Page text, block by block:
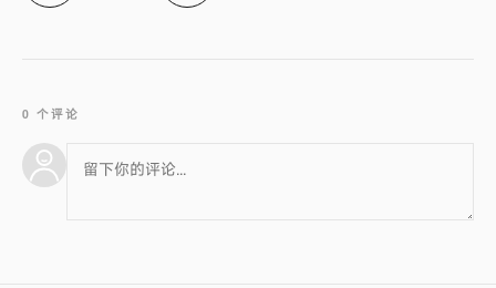
0 个评论